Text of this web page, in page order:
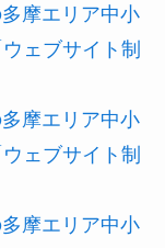
摩エリア中小
ェブサイト制
摩エリア中小
ェブサイト制
摩エリア中小